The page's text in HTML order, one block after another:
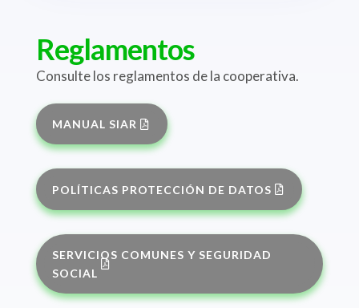
Reglamentos
Consulte los reglamentos de la cooperativa.
MANUAL SIAR
POLÍTICAS PROTECCIÓN DE DATOS
SERVICIOS COMUNES Y SEGURIDAD
SOCIAL